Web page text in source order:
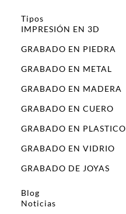
Tipos
IMPRESIÓN EN 3D
GRABADO EN PIEDRA
GRABADO EN METAL
GRABADO EN MADERA
GRABADO EN CUERO
GRABADO EN PLASTICO
GRABADO EN VIDRIO
GRABADO DE JOYAS
Blog
Noticias